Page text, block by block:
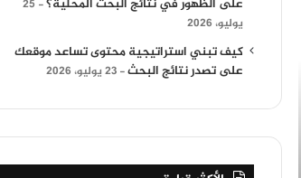
على الظهور في نتائج البحث المحلية؟
25
يوليو، 2026
كيف تبني استراتيجية محتوى تساعد موقعك
على تصدر نتائج البحث
23 يوليو، 2026